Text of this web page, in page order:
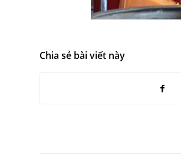
Chia sẻ bài viết này